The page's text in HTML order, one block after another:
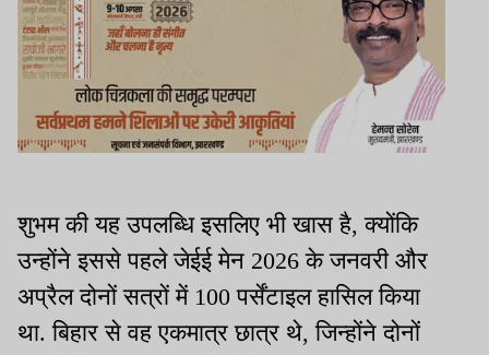
शुभम की यह उपलब्धि इसलिए भी खास है, क्योंकि
उन्होंने इससे पहले जेईई मेन 2026 के जनवरी और
अप्रैल दोनों सत्रों में 100 पर्सेंटाइल हासिल किया
था. बिहार से वह एकमात्र छात्र थे, जिन्होंने दोनों